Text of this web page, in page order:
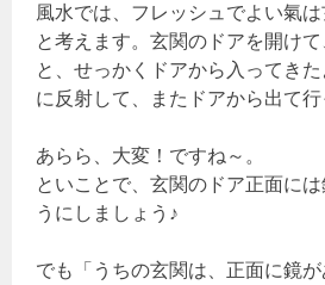
風水では、フレッシュでよい氣
と考えます。玄関のドアを開け
と、せっかくドアから入ってき
に反射して、またドアから出て行
あらら、大変！ですね～。
といことで、玄関のドア正面に
うにしましょう♪
でも「うちの玄関は、正面に鏡